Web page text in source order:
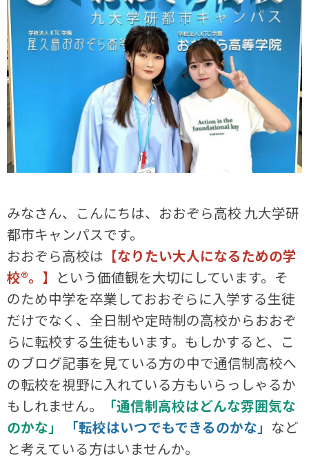
みなさん、こんにちは、おおぞら高校 九大学研
都市キャンパスです。
おおぞら高校は 【なりたい大人になるための学
校®。】 という価値観を大切にしています。そ
のため中学を卒業しておおぞらに入学する生徒
だけでなく、全日制や定時制の高校からおおぞ
らに転校する生徒もいます。もしかすると、こ
のブログ記事を見ている方の中で通信制高校へ
の転校を視野に入れている方もいらっしゃるか
もしれません。
「通信制高校はどんな雰囲気な
のかな」
「転校はいつでもできるのかな」 など
と考えている方はいませんか。